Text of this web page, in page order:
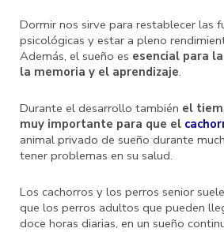
Dormir nos sirve para restablecer las
psicológicas y estar a pleno
Además, el sueño es esencial para
la memoria y el aprendizaje.
Durante el desarrollo también el
muy importante para que el
animal privado de sueño durante
tener problemas en su salud.
Los cachorros y los perros senior
que los perros adultos que pueden
doce horas diarias, en un sueño